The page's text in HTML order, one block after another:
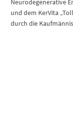
und dem KerVita
durch die